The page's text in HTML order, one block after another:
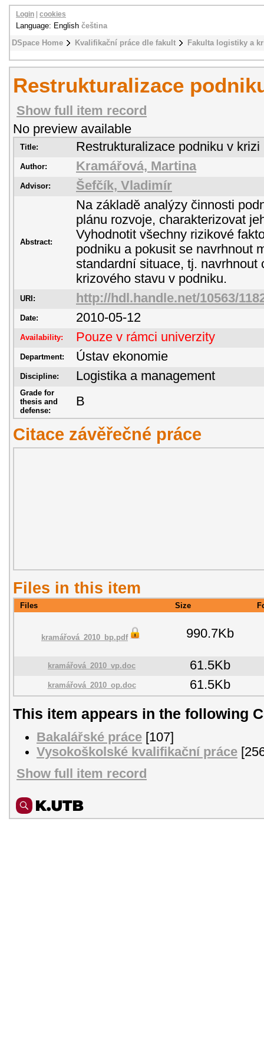
DSpace Home Kvalifikační práce dle fakult Fakulta logistiky a
Login cookies
Language: English čeština
Restrukturalizace
Show full item record
No preview available
Title: Restrukturalizace podniku v krizi
Author: Kramářová, Martina
Advisor: Šefčík, Vladimír
Abstract:
Na základě analýzy činnosti
plánu rozvoje, charakterizovat
Vyhodnotit všechny rizikové
podniku a pokusit se navrhnout
standardní situace, tj. navrhnout
krizového stavu v podniku.
URI: http://hdl.handle.net/10563/
Date: 2010-05-12
Availability: Pouze v rámci univerzity
Department: Ústav ekonomie
Discipline: Logistika a management
Grade for
thesis and
defense:
B
Citace závěřečné práce
Files in this item
Files Size
kramářová_2010_bp.pdf 990.7Kb
kramářová_2010_vp.doc 61.5Kb
kramářová_2010_op.doc 61.5Kb
This item appears in the following
Bakalářské práce [107]
Vysokoškolské kvalifikační práce
Show full item record